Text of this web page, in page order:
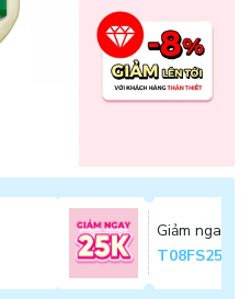
Giảm ngay
T08FS25K